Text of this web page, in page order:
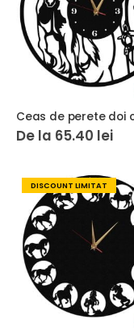
Ceas de perete doi
De la 65.40 lei
DISCOUNT LIMITAT